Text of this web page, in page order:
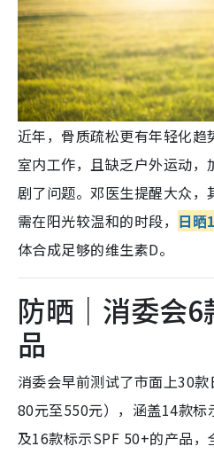
近年，骨质疏松更有年轻化趋
室内工作，且缺乏户外运动
剧了问题。邓医生提醒大众，
需在阳光较温和的时段， 日晒
体合成足够的维生素D。
防晒｜消委会
品
消委会早前测试了市面上30
80元至550元），涵盖14款标
及16款标示SPF 50+的产品